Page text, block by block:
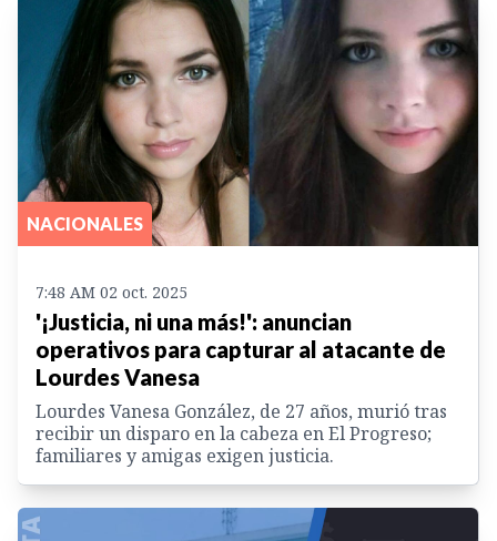
NACIONALES
7:48 AM 02 oct. 2025
'¡Justicia, ni una más!': anuncian
operativos para capturar al atacante de
Lourdes Vanesa
Lourdes Vanesa González, de 27 años, murió tras
recibir un disparo en la cabeza en El Progreso;
familiares y amigas exigen justicia.